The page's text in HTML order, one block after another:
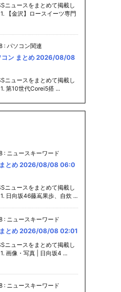
ニュースをまとめて掲載し
【金沢】ロースイーツ専門
: パソコン関連
コン まとめ 2026/08/08
ニュースをまとめて掲載し
第10世代Corei5搭 ...
: ニュースキーワード
とめ 2026/08/08 06:0
ニュースをまとめて掲載し
日向坂46藤嶌果歩、自炊 ...
: ニュースキーワード
とめ 2026/08/08 02:01
ニュースをまとめて掲載し
画像・写真 | 日向坂4 ...
: ニュースキーワード